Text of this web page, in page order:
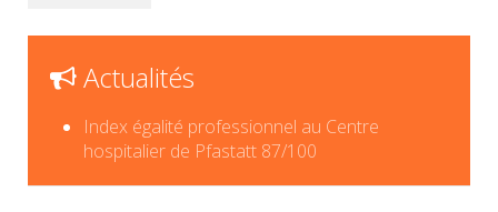
Actualités
Index égalité professionnel au Centre
hospitalier de Pfastatt 87/100